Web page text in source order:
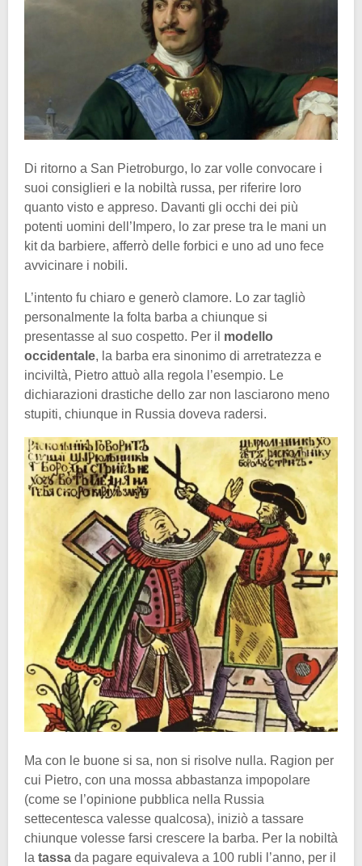
Di ritorno a San Pietroburgo, lo zar volle convocare i
suoi consiglieri e la nobiltà russa, per riferire loro
quanto visto e appreso. Davanti gli occhi dei più
potenti uomini dell’Impero, lo zar prese tra le mani un
kit da barbiere, afferrò delle forbici e uno ad uno fece
avvicinare i nobili.
L’intento fu chiaro e generò clamore. Lo zar tagliò
personalmente la folta barba a chiunque si
presentasse al suo cospetto. Per il modello
occidentale, la barba era sinonimo di arretratezza e
inciviltà, Pietro attuò alla regola l’esempio. Le
dichiarazioni drastiche dello zar non lasciarono meno
stupiti, chiunque in Russia doveva radersi.
Ma con le buone si sa, non si risolve nulla. Ragion per
cui Pietro, con una mossa abbastanza impopolare
(come se l’opinione pubblica nella Russia
settecentesca valesse qualcosa), iniziò a tassare
chiunque volesse farsi crescere la barba. Per la nobiltà
la tassa da pagare equivaleva a 100 rubli l’anno, per il